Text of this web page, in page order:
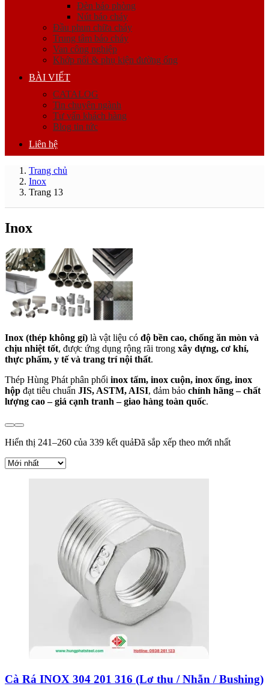
Đèn báo phòng
Nút báo cháy
Đầu phun chữa cháy
Trung tâm báo cháy
Van công nghiệp
Khớp nối & phụ kiện đường ống
BÀI VIẾT
CATALOG
Tin chuyên ngành
Tư vấn khách hàng
Blog tin tức
Liên hệ
Trang chủ
Inox
Trang 13
Inox
Inox (thép không gỉ) là vật liệu có độ bền cao, chống ăn mòn và
chịu nhiệt tốt, được ứng dụng rộng rãi trong xây dựng, cơ khí,
thực phẩm, y tế và trang trí nội thất.
Thép Hùng Phát phân phối inox tấm, inox cuộn, inox ống, inox
hộp đạt tiêu chuẩn JIS, ASTM, AISI, đảm bảo chính hãng – chất
lượng cao – giá cạnh tranh – giao hàng toàn quốc.
Hiển thị 241–260 của 339 kết quảĐã sắp xếp theo mới nhất
Cà Rá INOX 304 201 316 (Lơ thu / Nhẫn / Bushing)